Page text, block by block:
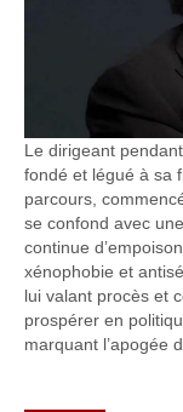
Le dirigeant
fondé et légué à sa
parcours,
se confond avec
continue
xénophobie et
lui valant procès et
prospérer en
marquant l’apogée